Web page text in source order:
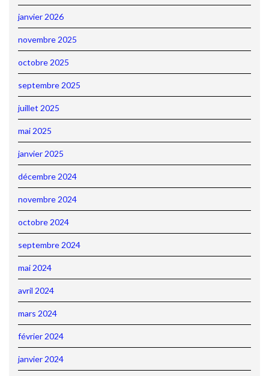
janvier 2026
novembre 2025
octobre 2025
septembre 2025
juillet 2025
mai 2025
janvier 2025
décembre 2024
novembre 2024
octobre 2024
septembre 2024
mai 2024
avril 2024
mars 2024
février 2024
janvier 2024